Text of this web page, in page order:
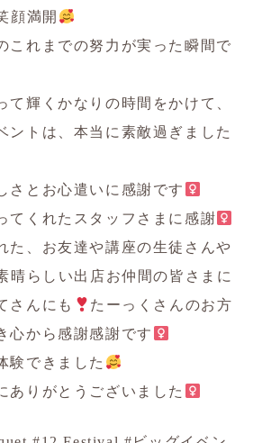
顔満開
これまでの努力が実った瞬間で
て輝くかなりの時間をかけて、
ントは、本当に素敵過ぎました
さとお心遣いに感謝です‍
てくれたスタッフさまに感謝‍
た、お友達や講座の生徒さんや
晴らしい出店お仲間の皆さまに
さんにも
たーっくさんのお方
心から感謝感謝です‍
験できました
ありがとうございました‍